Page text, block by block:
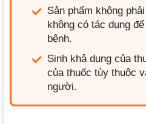
Sản phẩm không
không có tác dụng
bệnh.
Sinh khả dụng của
của thuốc tùy thuộc
người.